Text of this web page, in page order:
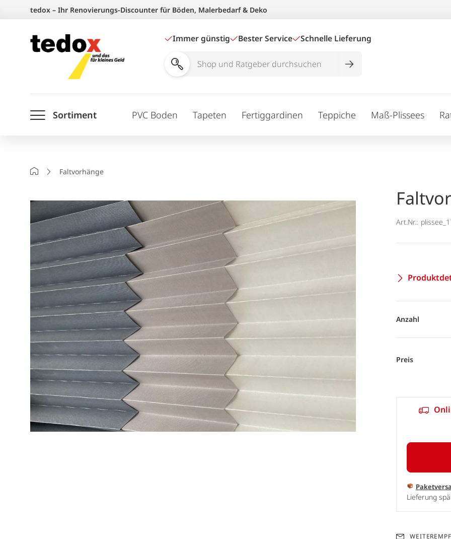
springen
tedox – Ihr Renovierungs-Discounter für Böden, Malerbedarf & Deko
Immer günstig Bester Service Schnelle Lieferung
Shop
durchsuchen
Sortiment PVC Boden Tapeten Fertiggardinen Teppiche Maß-Plissees
StartseiteFaltvorhänge
Art.Nr.:
Anzahl
Preis
Lieferung